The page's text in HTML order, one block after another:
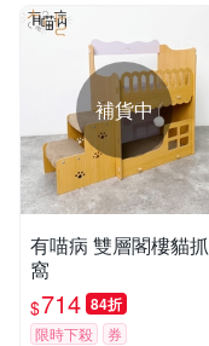
補貨中
有喵病 雙層閣樓貓抓
窩
$714 84折
限時下殺 券